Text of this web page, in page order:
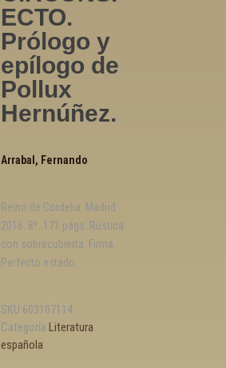
ECTO.
Prólogo y
epílogo de
Pollux
Hernúñez.
Arrabal, Fernando
Reino de Cordelia. Madrid
2016. 8º. 171 págs. Rústica
con sobrecubierta. Firma.
Perfecto estado.
SKU 603107114
Categoría Literatura
española